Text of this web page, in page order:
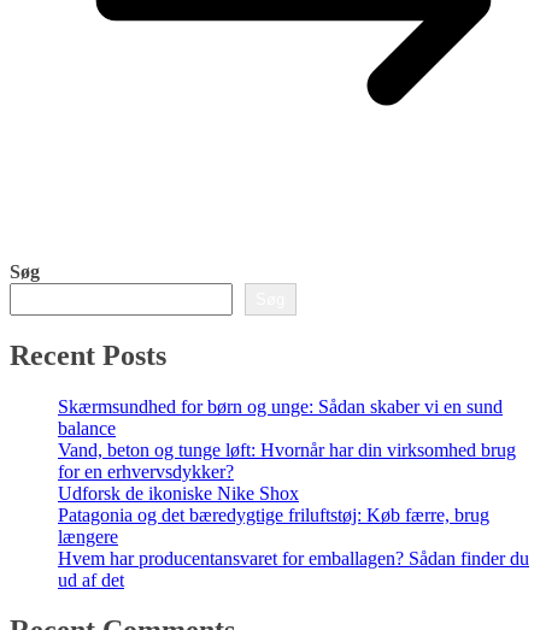
Søg
Recent Posts
Skærmsundhed for børn og unge: Sådan skaber vi en sund
balance
Vand, beton og tunge løft: Hvornår har din virksomhed brug
for en erhvervsdykker?
Udforsk de ikoniske Nike Shox
Patagonia og det bæredygtige friluftstøj: Køb færre, brug
længere
Hvem har producentansvaret for emballagen? Sådan finder du
ud af det